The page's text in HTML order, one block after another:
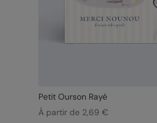
Petit Ourson Rayé
À partir de 2,69 €